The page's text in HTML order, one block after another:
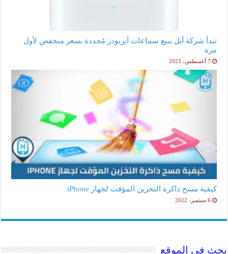
تبدأ شركة آبل ببيع سماعات آيربودز مُجددة بسعر منخفض لأول
مره
7 أغسطس، 2023
كيفية مسح ذاكرة التخزين المؤقت لجهاز iPhone
6 سبتمبر، 2022
بحث في الموقع